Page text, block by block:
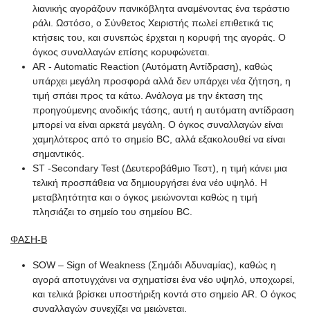
λιανικής αγοράζουν πανικόβλητα αναμένοντας ένα τεράστιο
ράλι. Ωστόσο, ο Σύνθετος Χειριστής πωλεί επιθετικά τις
κτήσεις του, και συνεπώς έρχεται η κορυφή της αγοράς. Ο
όγκος συναλλαγών επίσης κορυφώνεται.
AR - Automatic Reaction (Αυτόματη Αντίδραση), καθώς
υπάρχει μεγάλη προσφορά αλλά δεν υπάρχει νέα ζήτηση, η
τιμή σπάει προς τα κάτω. Ανάλογα με την έκταση της
προηγούμενης ανοδικής τάσης, αυτή η αυτόματη αντίδραση
μπορεί να είναι αρκετά μεγάλη. Ο όγκος συναλλαγών είναι
χαμηλότερος από το σημείο BC, αλλά εξακολουθεί να είναι
σημαντικός.
ST -Secondary Test (Δευτεροβάθμιο Τεστ), η τιμή κάνει μια
τελική προσπάθεια να δημιουργήσει ένα νέο υψηλό. Η
μεταβλητότητα και ο όγκος μειώνονται καθώς η τιμή
πλησιάζει το σημείο του σημείου BC.
ΦΑΣΗ-Β
SOW – Sign of Weakness (Σημάδι Aδυναμίας), καθώς η
αγορά αποτυγχάνει να σχηματίσει ένα νέο υψηλό, υποχωρεί,
και τελικά βρίσκει υποστήριξη κοντά στο σημείο AR. Ο όγκος
συναλλαγών συνεχίζει να μειώνεται.